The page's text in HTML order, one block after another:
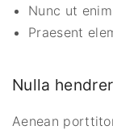
Nunc ut
Praesent
Nulla
Aenean